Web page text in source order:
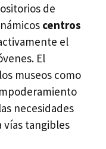
de
centros
el
El
museos como
necesidades
vías tangibles